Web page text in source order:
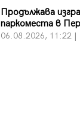
Продължава
паркоместа в
06.08.2026, 11:22 |